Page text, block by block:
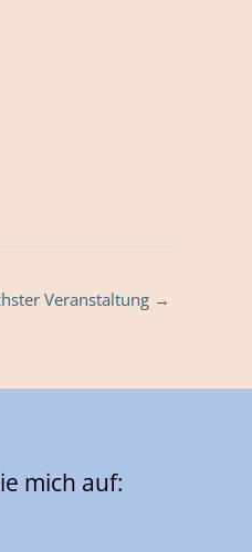
Veranstaltung →
mich auf: